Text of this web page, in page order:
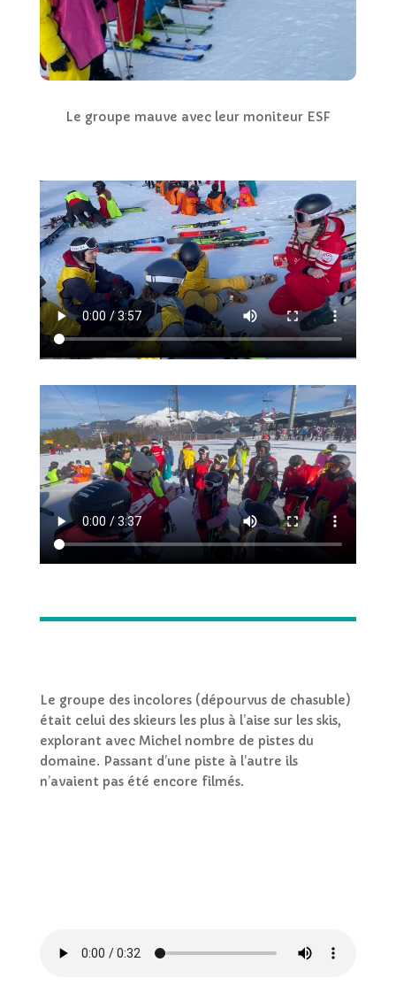
Le groupe mauve avec leur moniteur ESF
Le groupe des incolores (dépourvus de chasuble)
était celui des skieurs les plus à l’aise sur les skis,
explorant avec Michel nombre de pistes du
domaine. Passant d’une piste à l’autre ils
n’avaient pas été encore filmés.